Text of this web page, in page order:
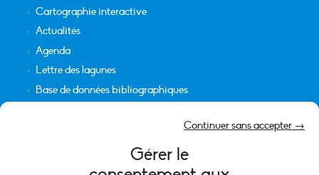
Gérer le
Continuer sans accepter →
Cartographie interactive
Actualités
Agenda
Lettre des lagunes
Base de données bibliographiques